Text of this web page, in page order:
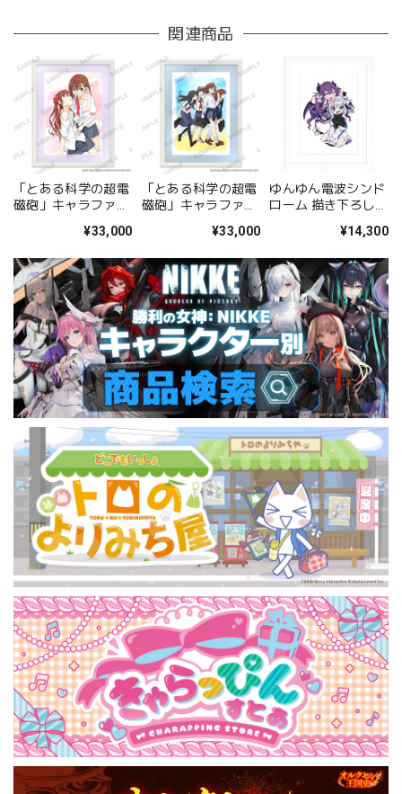
関連商品
「とある科学の超電
磁砲」キャラファイ
¥33,000
「とある科学の超電
磁砲」キャラファイ
¥33,000
ゆんゆん電波シンド
ローム 描き下ろしキ
（Qちゃん&ゆんゆ
¥14,300